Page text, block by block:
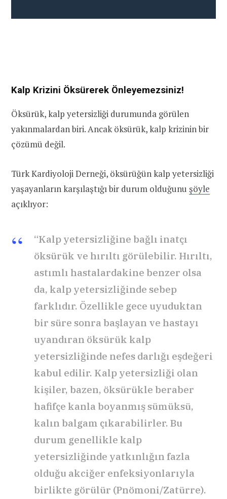
Kalp Krizini Öksürerek Önleyemezsiniz!
Öksürük, kalp yetersizliği durumunda görülen
yakınmalardan biri. Ancak öksürük, kalp krizinin bir
çözümü değil.
Türk Kardiyoloji Derneği, öksürüğün kalp yetersizliği
yaşayanların karşılaştığı bir durum olduğunu şöyle
açıklıyor:
“Kalp yetersizliğine bağlı inatçı
öksürük ve hırıltı görülebilir. Hırıltı,
astımlı hastalardakine benzer olsa
da, kalp yetersizliğinde sebep
farklıdır. Özellikle gece uyuduktan
bir süre sonra başlayan ve hastayı
uyandıran öksürük kalp
yetersizliğinde nefes darlığı eşdeğeri
kabul edilir. Kalp yetersizliği olan
kişiler, bazen, öksürükle beraber
hafifçe kanla boyanmış sümüksü,
kalın balgam çıkarabilirler. Bu
durum genellikle kalp
yetersizliğinde yatkınlığın fazla
olduğu akciğer enfeksiyonlarıyla
birlikte görülür (Pnömoni/Zatürre).